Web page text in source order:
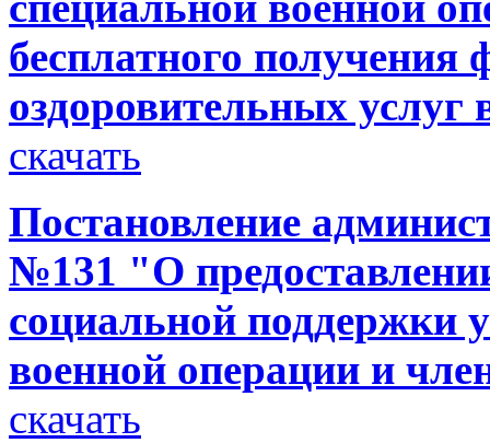
бесплатного получения
оздоровительных
скачать
Постановление
№131 "О
социальной поддержки
военной операции и
скачать